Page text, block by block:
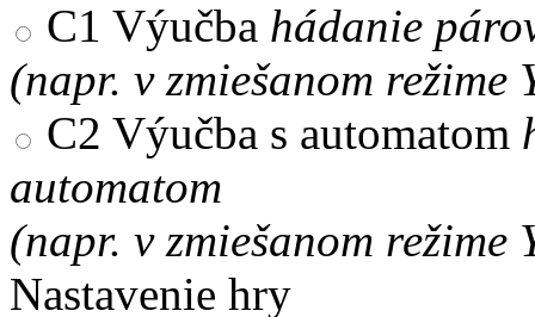
C1 Výučba hádanie
(napr. v zmiešanom režime
C2 Výučba s automatom
automatom
(napr. v zmiešanom režime
Nastavenie hry